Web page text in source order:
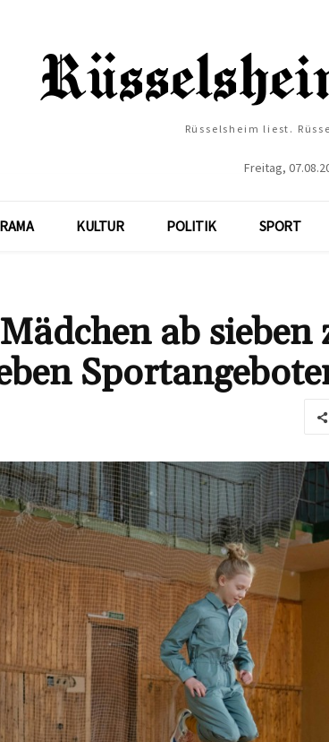
Rüsselsheim liest.
Freitag,
KULTUR POLITIK SPORT
ab sieben